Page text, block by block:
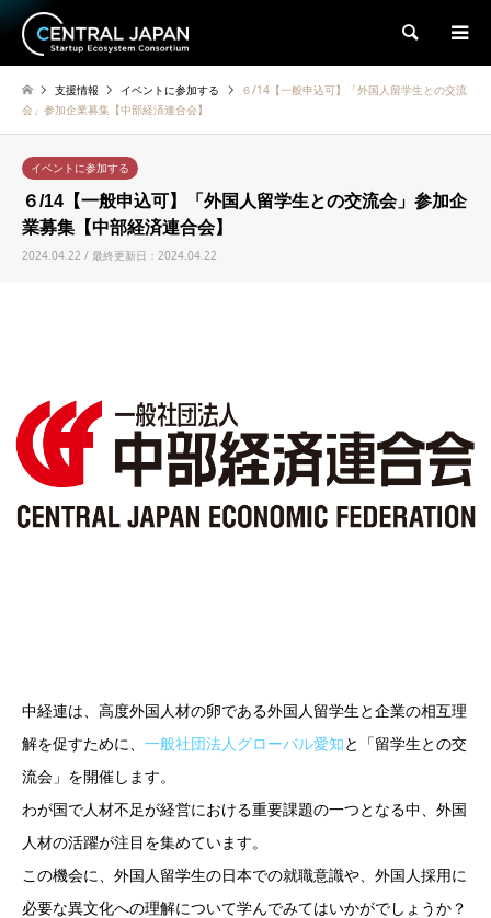
検索
支援情報 イベントに参加する
６/14【一般申込可】「外国人留学生との交流
会」参加企業募集【中部経済連合会】
イベントに参加する
６/14【一般申込可】「外国人留学生との交流会」参加企
業募集【中部経済連合会】
2024.04.22 / 最終更新日：2024.04.22
中経連は、高度外国人材の卵である外国人留学生と企業の相互理
解を促すために、 一般社団法人グローバル愛知と「留学生との交
流会」を開催します。
わが国で人材不足が経営における重要課題の一つとなる中、外国
人材の活躍が注目を集めています。
この機会に、外国人留学生の日本での就職意識や、外国人採用に
必要な異文化への理解について学んでみてはいかがでしょうか？